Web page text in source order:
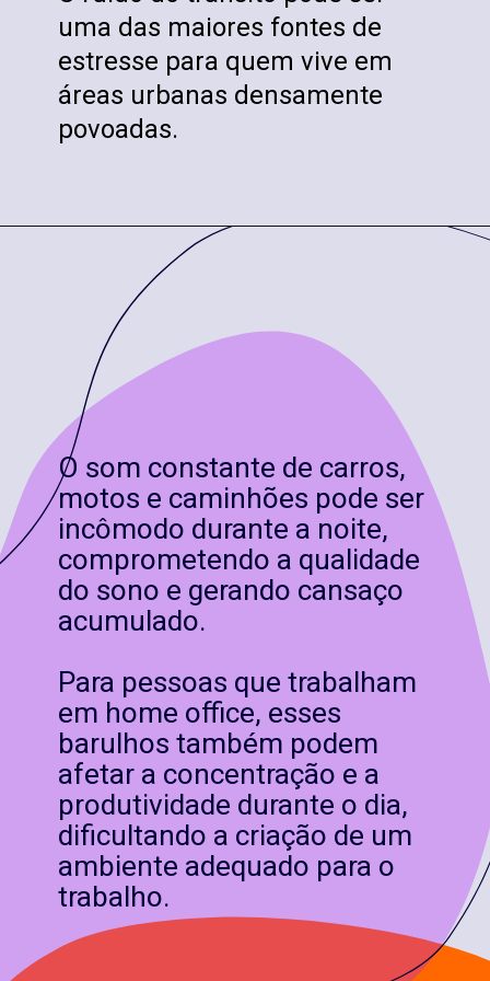
uma das maiores fontes de
estresse para quem vive em
áreas urbanas densamente
povoadas.
O som constante de carros,
motos e caminhões pode ser
incômodo durante a noite,
comprometendo a qualidade
do sono e gerando cansaço
acumulado.
Para pessoas que trabalham
em home office, esses
barulhos também podem
afetar a concentração e a
produtividade durante o dia,
dificultando a criação de um
ambiente adequado para o
trabalho.